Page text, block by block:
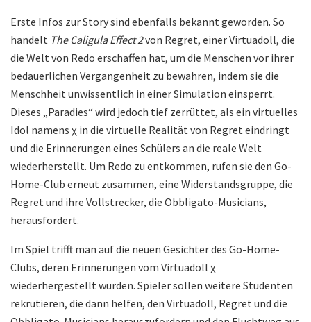
Erste Infos zur Story sind ebenfalls bekannt geworden. So
handelt The Caligula Effect 2von Regret, einer Virtuadoll, die
die Welt von Redo erschaffen hat, um die Menschen vor ihrer
bedauerlichen Vergangenheit zu bewahren, indem sie die
Menschheit unwissentlich in einer Simulation einsperrt.
Dieses „Paradies“ wird jedoch tief zerrüttet, als ein virtuelles
Idol namens χ in die virtuelle Realität von Regret eindringt
und die Erinnerungen eines Schülers an die reale Welt
wiederherstellt. Um Redo zu entkommen, rufen sie den Go-
Home-Club erneut zusammen, eine Widerstandsgruppe, die
Regret und ihre Vollstrecker, die Obbligato-Musicians,
herausfordert.
Im Spiel trifft man auf die neuen Gesichter des Go-Home-
Clubs, deren Erinnerungen vom Virtuadoll χ
wiederhergestellt wurden. Spieler sollen weitere Studenten
rekrutieren, die dann helfen, den Virtuadoll, Regret und die